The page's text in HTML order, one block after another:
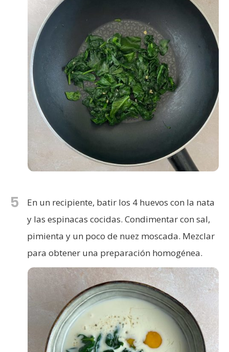
5
En un recipiente, batir los 4 huevos con la nata
y las espinacas cocidas. Condimentar con sal,
pimienta y un poco de nuez moscada. Mezclar
para obtener una preparación homogénea.